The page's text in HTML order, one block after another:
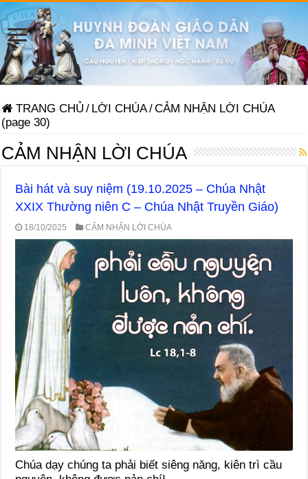
TRANG CHỦ / LỜI CHÚA/CẢM NHẬN LỜI CHÚA
(page 30)
CẢM NHẬN LỜI CHÚA
Bài hát và suy niệm (19.10.2025 – Chúa Nhật
XXIX Thường niên C – Chúa Nhật Truyền Giáo)
18/10/2025 CẢM NHẬN LỜI CHÚA
Chúa dạy chúng ta phải biết siêng năng, kiên trì cầu